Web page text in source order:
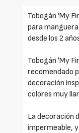
Tobogán 'My
para
desde los 2
Tobogán 'My
recomendado
decoración
colores muy
La decoración
impermeable,